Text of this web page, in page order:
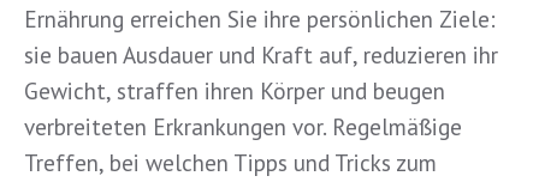
Ernährung erreichen Sie ihre persönlichen Ziele:
sie bauen Ausdauer und Kraft auf, reduzieren ihr
Gewicht, straffen ihren Körper und beugen
verbreiteten Erkrankungen vor. Regelmäßige
Treffen, bei welchen Tipps und Tricks zum